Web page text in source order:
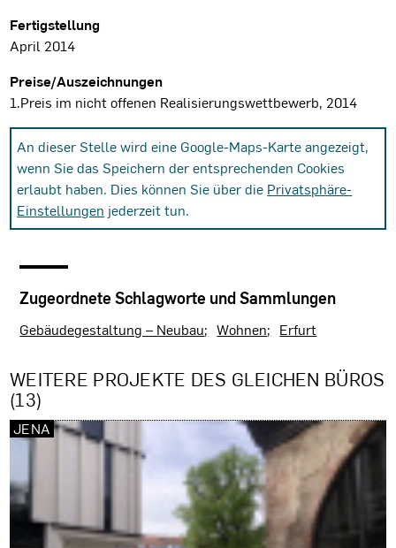
Fertigstellung
April 2014
Preise/Auszeichnungen
1.Preis im nicht offenen Realisierungswettbewerb, 2014
An dieser Stelle wird eine Google-Maps-Karte angezeigt,
wenn Sie das Speichern der entsprechenden Cookies
erlaubt haben. Dies können Sie über die Privatsphäre-
Einstellungen jederzeit tun.
Zugeordnete Schlagworte und Sammlungen
Gebäudegestaltung – Neubau Wohnen Erfurt
WEITERE PROJEKTE DES GLEICHEN BÜROS
(13)
JENA